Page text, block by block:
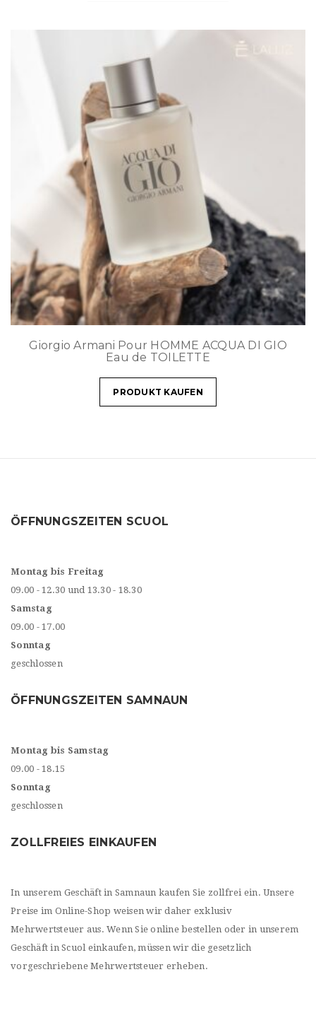
Giorgio Armani Pour HOMME ACQUA DI GIO
Eau de TOILETTE
PRODUKT KAUFEN
ÖFFNUNGSZEITEN SCUOL
Montag bis Freitag
09.00 - 12.30 und 13.30 - 18.30
Samstag
09.00 - 17.00
Sonntag
geschlossen
ÖFFNUNGSZEITEN SAMNAUN
Montag bis Samstag
09.00 - 18.15
Sonntag
geschlossen
ZOLLFREIES EINKAUFEN
In unserem Geschäft in Samnaun kaufen Sie zollfrei ein. Unsere
Preise im Online-Shop weisen wir daher exklusiv
Mehrwertsteuer aus. Wenn Sie online bestellen oder in unserem
Geschäft in Scuol einkaufen, müssen wir die gesetzlich
vorgeschriebene Mehrwertsteuer erheben.